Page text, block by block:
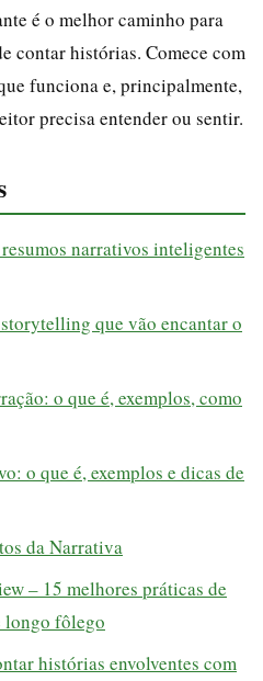
é o melhor caminho para
contar histórias. Comece com
funciona e, principalmente,
precisa entender ou sentir.
narrativos inteligentes
que vão encantar o
o que é, exemplos, como
o que é, exemplos e dicas de
da Narrativa
– 15 melhores práticas de
longo fôlego
histórias envolventes com